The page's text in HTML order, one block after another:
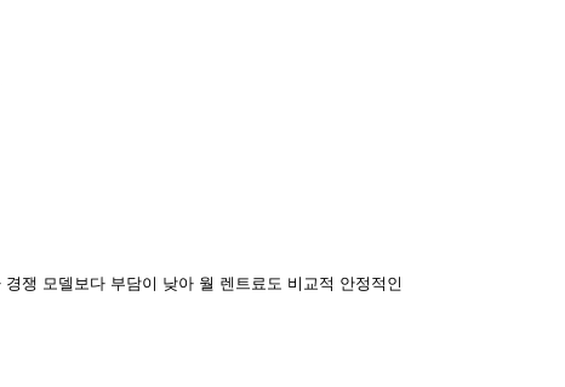
쟁 모델보다 부담이 낮아 월 렌트료도 비교적 안정적인